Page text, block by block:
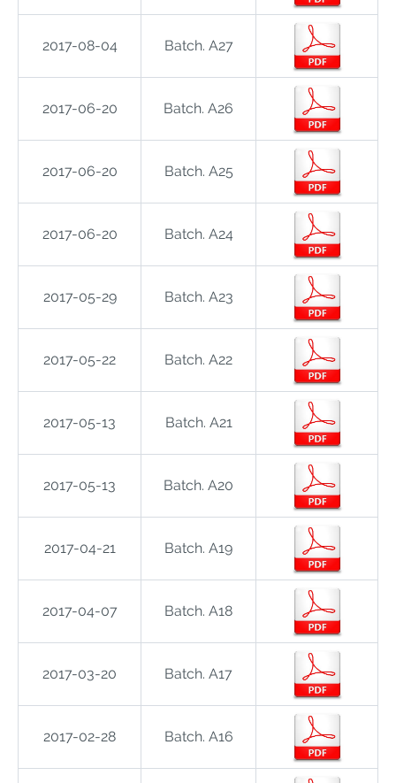
2017-08-04 Batch. A27
2017-06-20 Batch. A26
2017-06-20 Batch. A25
2017-06-20 Batch. A24
2017-05-29 Batch. A23
2017-05-22 Batch. A22
2017-05-13 Batch. A21
2017-05-13 Batch. A20
2017-04-21 Batch. A19
2017-04-07 Batch. A18
2017-03-20 Batch. A17
2017-02-28 Batch. A16